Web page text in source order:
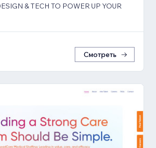
& TECH TO POWER UP YOUR
Смотреть